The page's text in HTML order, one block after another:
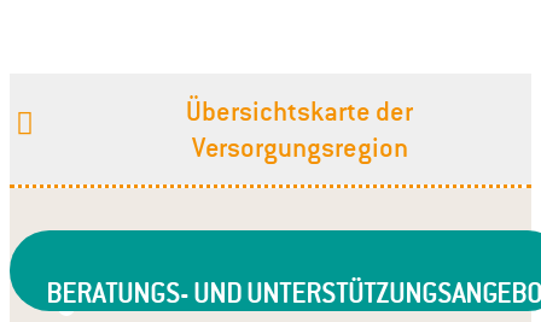
Übersichtskarte der
Versorgungsregion
BERATUNGS- UND